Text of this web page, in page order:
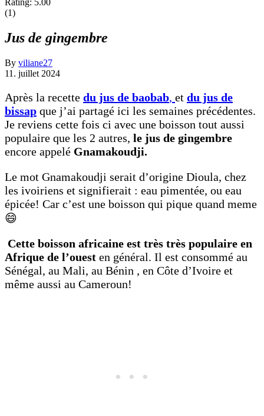
Rating: 5.00
(1)
Jus de gingembre
By viliane27
11. juillet 2024
Après la recette du jus de baobab, et du jus de
bissap que j’ai partagé ici les semaines précédentes.
Je reviens cette fois ci avec une boisson tout aussi
populaire que les 2 autres, le jus de gingembre
encore appelé Gnamakoudji.
Le mot Gnamakoudji serait d’origine Dioula, chez
les ivoiriens et signifierait : eau pimentée, ou eau
épicée! Car c’est une boisson qui pique quand meme
😄
Cette boisson africaine est très très populaire en
Afrique de l’ouest en général. Il est consommé au
Sénégal, au Mali, au Bénin , en Côte d’Ivoire et
même aussi au Cameroun!